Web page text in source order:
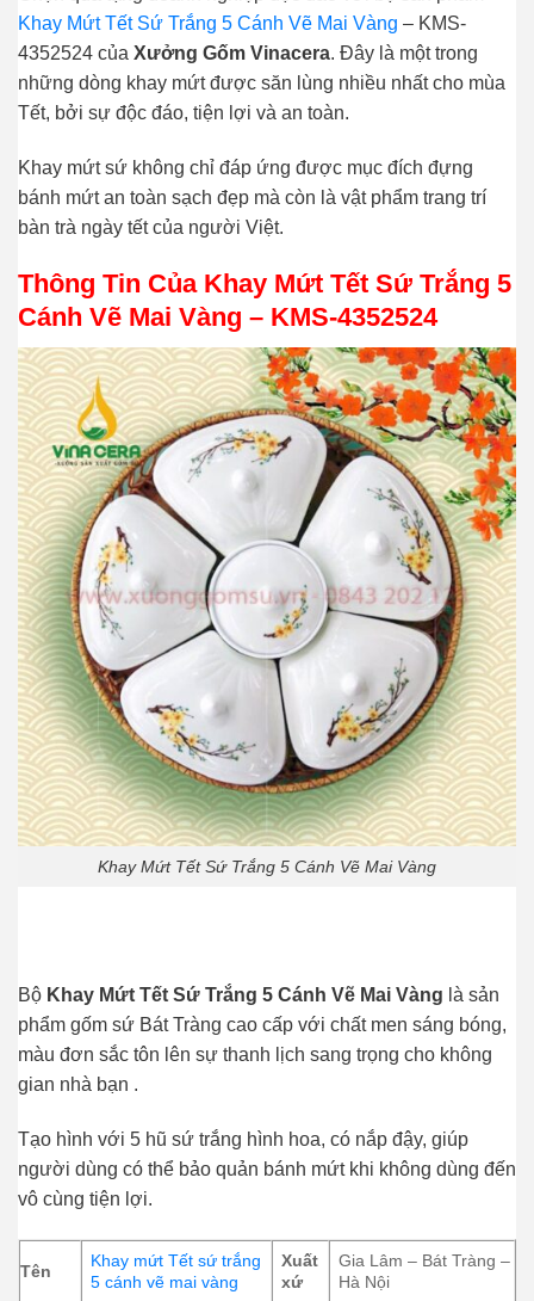
Khay Mứt Tết Sứ Trắng 5 Cánh Vẽ Mai Vàng – KMS-
4352524 của Xưởng Gốm Vinacera. Đây là một trong
những dòng khay mứt được săn lùng nhiều nhất cho mùa
Tết, bởi sự độc đáo, tiện lợi và an toàn.
Khay mứt sứ không chỉ đáp ứng được mục đích đựng
bánh mứt an toàn sạch đẹp mà còn là vật phẩm trang trí
bàn trà ngày tết của người Việt.
Thông Tin Của Khay Mứt Tết Sứ Trắng 5
Cánh Vẽ Mai Vàng – KMS-4352524
Khay Mứt Tết Sứ Trắng 5 Cánh Vẽ Mai Vàng
Bộ Khay Mứt Tết Sứ Trắng 5 Cánh Vẽ Mai Vàng là sản
phẩm gốm sứ Bát Tràng cao cấp với chất men sáng bóng,
màu đơn sắc tôn lên sự thanh lịch sang trọng cho không
gian nhà bạn .
Tạo hình với 5 hũ sứ trắng hình hoa, có nắp đậy, giúp
người dùng có thể bảo quản bánh mứt khi không dùng đến
vô cùng tiện lợi.
Tên
Khay mứt Tết sứ trắng
5 cánh vẽ mai vàng
Xuất
xứ
Gia Lâm – Bát Tràng –
Hà Nội